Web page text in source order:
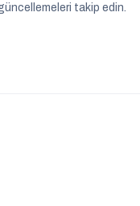
takip edin.